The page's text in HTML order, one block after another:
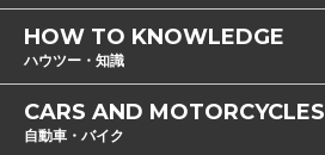
HOW TO KNOWLEDGE
ハウツー・知識
CARS AND MOTORCYCLES
自動車・バイク